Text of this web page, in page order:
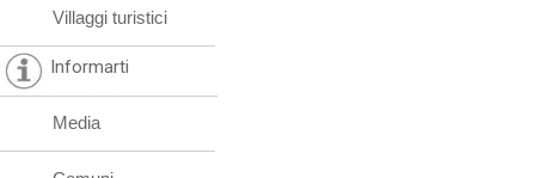
Villaggi turistici
Informarti
Media